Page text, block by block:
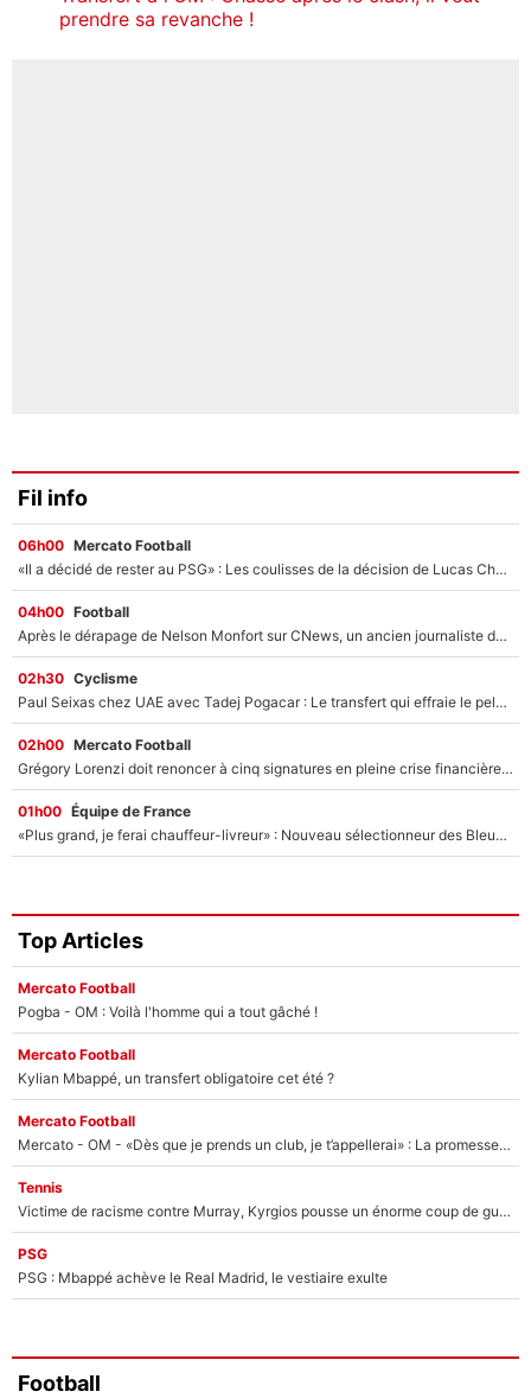
prendre sa revanche !
Fil info
06h00 Mercato Football
«Il a décidé de rester au PSG» : Les coulisses de la décision de Lucas Chevalier pour son transfert
04h00 Football
Après le dérapage de Nelson Monfort sur CNews, un ancien journaliste de France Télévisions relance la polémique sur les incendies en Gironde
02h30 Cyclisme
Paul Seixas chez UAE avec Tadej Pogacar : Le transfert qui effraie le peloton, «c’est la pire des choses qui puisse arriver»
02h00 Mercato Football
Grégory Lorenzi doit renoncer à cinq signatures en pleine crise financière : L’IA propose sept noms à l’OM pour un mercato réussi... à seulement 5M€ !
01h00 Équipe de France
«Plus grand, je ferai chauffeur-livreur» : Nouveau sélectionneur des Bleus, Zinédine Zidane s’était imaginé un avenir très différent lorsqu'il était enfant
Top Articles
Mercato Football
Pogba - OM : Voilà l'homme qui a tout gâché !
Mercato Football
Kylian Mbappé, un transfert obligatoire cet été ?
Mercato Football
Mercato - OM - «Dès que je prends un club, je t’appellerai» : La promesse de Marcelino au moment de claquer la porte
Tennis
Victime de racisme contre Murray, Kyrgios pousse un énorme coup de gueule !
PSG
PSG : Mbappé achève le Real Madrid, le vestiaire exulte
Football